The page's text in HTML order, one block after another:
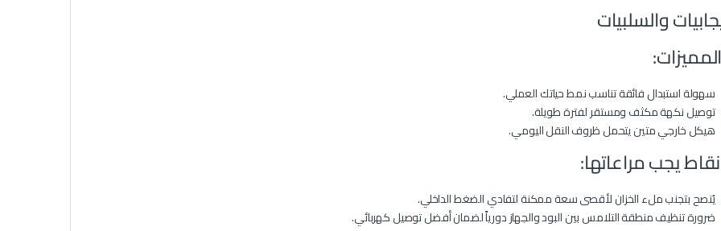
والسلبيات
سهولة استبدال فائقة تناسب نمط حياتك العملي.
توصيل نكهة مكثف ومستقر لفترة طويلة.
هيكل خارجي متين يتحمل ظروف النقل اليومي.
يجب مراعاتها:
يُنصح بتجنب ملء الخزان لأقصى سعة ممكنة لتفادي الضغط الداخلي.
ضرورة تنظيف منطقة التلامس بين البود والجهاز دورياً لضمان أفضل توصيل كهربائي.